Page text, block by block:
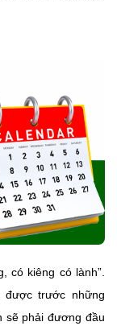
có kiêng có lành”.
được trước những
sẽ phải đương đầu